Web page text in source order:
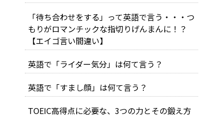
「待ち合わせをする」って英語で言う・・・つ
もりがロマンチックな指切りげんまんに！？
【エイゴ言い間違い】
英語で「ライダー気分」は何て言う？
英語で「すまし顔」は何て言う？
TOEIC高得点に必要な、3つの力とその鍛え方